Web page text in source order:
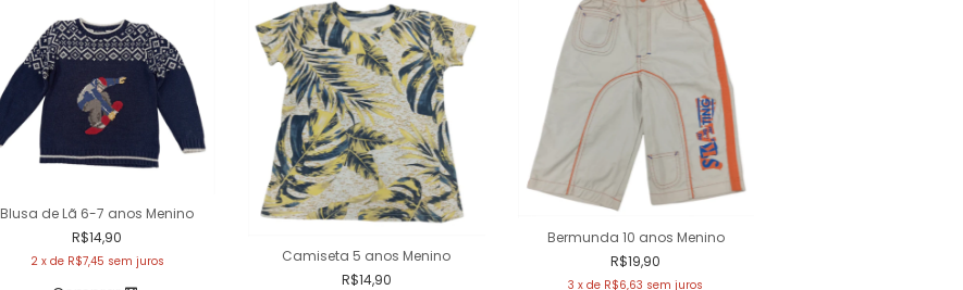
Blusa de Lã 6-7 anos Menino
R$14,90
2 x de R$7,45 sem juros
Camiseta 5 anos Menino
R$14,90
Bermunda 10 anos Menino
R$19,90
3 x de R$6,63 sem juros